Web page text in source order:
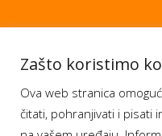
Moj
Zašto koristimo
Ova web stranica
čitati, pohranjivati i pisati